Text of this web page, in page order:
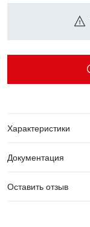
Характеристики
Документация
Оставить отзыв